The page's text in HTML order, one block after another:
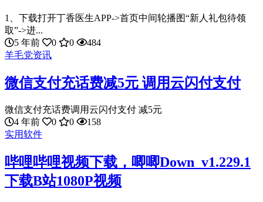
1、下载打开丁香医生APP->首页中间轮播图“新人礼包待领
取”->进...
5 年前
0 0
484
羊毛党资讯
微信支付充话费减5元 调用云闪付支付
微信支付充话费调用云闪付支付 减5元
4 年前
0 0
158
实用软件
哔哩哔哩视频下载，唧唧Down_v1.229.1
下载B站1080P视频